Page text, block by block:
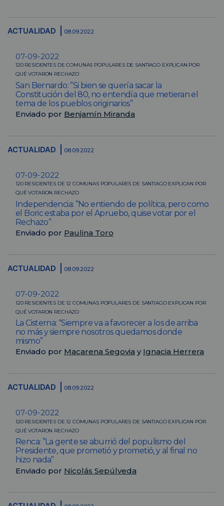
ACTUALIDAD 08.09.2022
07-09-2022
120 RESIDENTES DE COMUNAS POPULARES DE SANTIAGO EXPLICAN POR
QUÉ VOTARON RECHAZO
San Bernardo: ”Si bien se quería sacar la
Constitución del 80, no entendía que metieran el
tema de los pueblos originarios”
Enviado por Benjamín Miranda
ACTUALIDAD 08.09.2022
07-09-2022
120 RESIDENTES DE 12 COMUNAS POPULARES DE SANTIAGO EXPLICAN POR
QUÉ VOTARON RECHAZO
Independencia: ”No entiendo de política, pero como
el Boric estaba por el Apruebo, quise votar por el
Rechazo”
Enviado por Paulina Toro
ACTUALIDAD 08.09.2022
07-09-2022
120 RESIDENTES DE 12 COMUNAS POPULARES DE SANTIAGO EXPLICAN POR
QUÉ VOTARON RECHAZO
La Cisterna: “Siempre va a favorecer a los de arriba
no más y siempre nosotros quedamos donde
mismo”
Enviado por Macarena Segovia y Ignacia Herrera
ACTUALIDAD 08.09.2022
07-09-2022
120 RESIDENTES DE 12 COMUNAS POPULARES DE SANTIAGO EXPLICAN POR
QUÉ VOTARON RECHAZO
Renca: ”La gente se aburrió del populismo del
Presidente, que prometió y prometió, y al final no
hizo nada”
Enviado por Nicolás Sepúlveda